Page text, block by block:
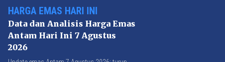
HARGA EMAS HARI INI
Data dan Analisis Harga Emas
Antam Hari Ini 7 Agustus
2026